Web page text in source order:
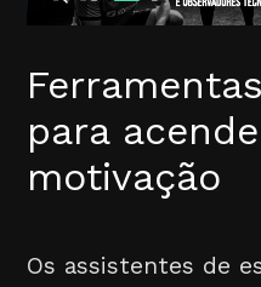
para
motivação
Os assistentes de